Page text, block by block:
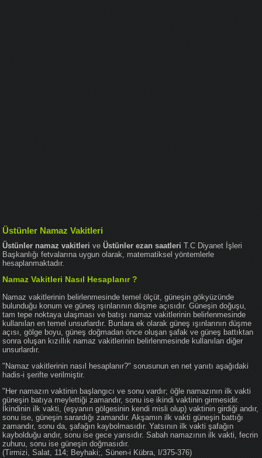
Üstünler Namaz Vakitleri
Üstünler namaz vakitleri veÜstünler ezan saatleri T.C Diyanet İşleri
Başkanlığı fetvalarına uygun olarak, matematiksel yöntemlerle
hesaplanmaktadır.
Namaz Vakitleri Nasıl Hesaplanır ?
Namaz vakitlerinin belirlenmesinde temel ölçüt, güneşin gökyüzünde
bulunduğu konum ve güneş ışınlarının düşme açısıdır. Güneşin doğuşu,
tam tepe noktaya ulaşması ve batışı namaz vakitlerinin belirlenmesinde
kullanılan en temel unsurlardır. Bunlara ek olarak güneş ışınlarının düşme
açısı, gölge boyu, güneş doğmadan önce oluşan şafak ve güneş battıktan
sonra oluşan kızıllık namaz vakitlerinin belirlenmesinde kullanılan diğer
unsurlardır.
"Namaz vakitlerinin nasıl hesaplanır?" sorusunun en net yanıtı aşağıdaki
hadis-i şerifte verilmiştir.
"Her namazın vaktinin başlangıcı ve sonu vardır; öğle namazının ilk vakti
güneşin batıya meylettiği zamandır, sonu ise ikindi vaktinin girmesidir.
İkindinin ilk vakti, (eşyanın gölgesinin kendi misli olup) vaktinin girdiği andır,
sonu ise, güneşin sarardığı zamandır. Akşamın ilk vakti güneşin battığı
zamandır, sonu da, şafağın kaybolmasıdır. Yatsının ilk vakti şafağın
kaybolduğu andır, sonu ise gece yarısıdır. Sabah namazının ilk vakti, fecrin
zuhuru, sonu ise güneşin doğmasıdır.
(Tirmizi, Salat, 114; Beyhaki;, Sünen-i Kübra, I/375-376)